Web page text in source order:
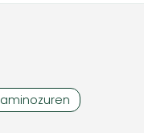
aminozuren